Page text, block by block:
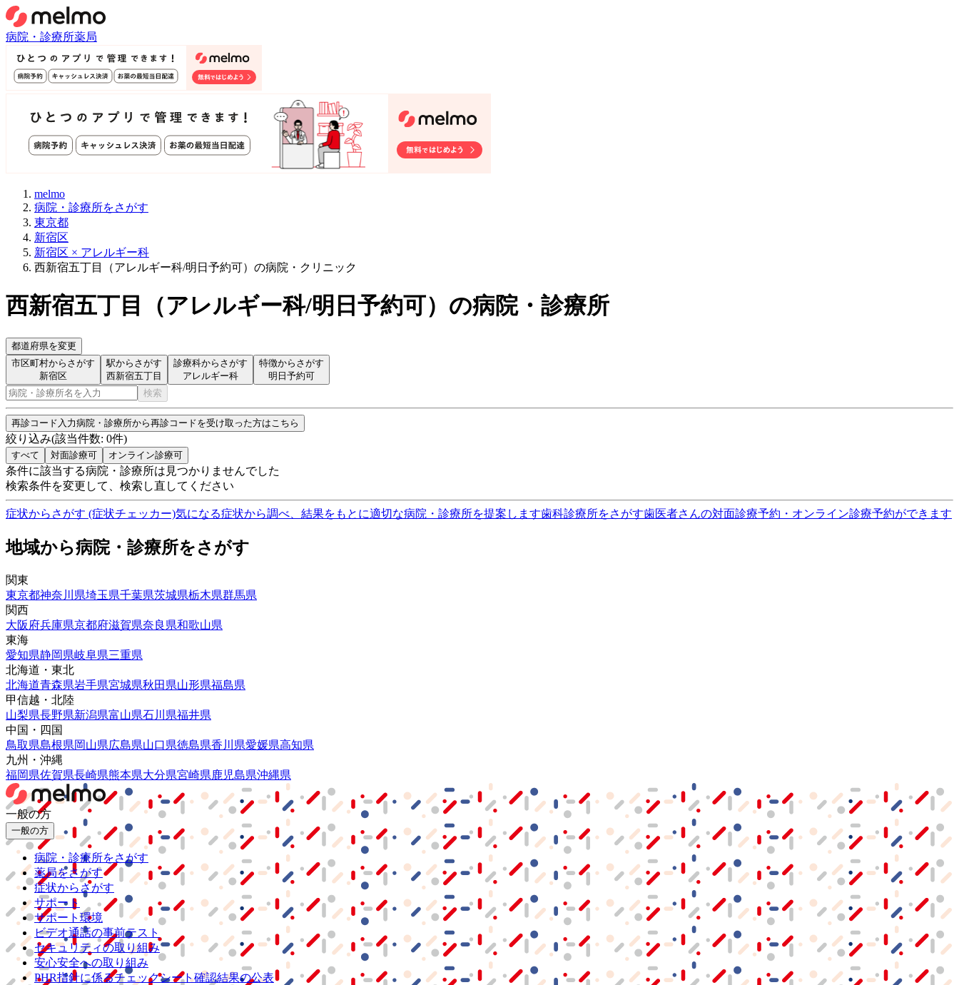
病院・診療所薬局
melmo
病院・診療所をさがす
東京都
新宿区
新宿区 × アレルギー科
西新宿五丁目（アレルギー科/明日予約可）の病院・クリニック
西新宿五丁目 （アレルギー科/明日予約可） の病院・診療所
都道府県を変更
市区町村からさがす
新宿区
駅からさがす
西新宿五丁目
診療科からさがす
アレルギー科
特徴からさがす
明日予約可
検索
再診コード入力病院・診療所から再診コードを受け取った方はこちら
絞り込み(該当件数: 0件)
すべて 対面診療可 オンライン診療可
条件に該当する病院・診療所は見つかりませんでした
検索条件を変更して、検索し直してください
症状からさがす (症状チェッカー)気になる症状から調べ、結果をもとに適切な病院・診療所を提案します歯科診療所をさがす歯医者さんの対面診療予約・オンライン診療予約ができます
地域から病院・診療所をさがす
関東
東京都神奈川県埼玉県千葉県茨城県栃木県群馬県
関西
大阪府兵庫県京都府滋賀県奈良県和歌山県
東海
愛知県静岡県岐阜県三重県
北海道・東北
北海道青森県岩手県宮城県秋田県山形県福島県
甲信越・北陸
山梨県長野県新潟県富山県石川県福井県
中国・四国
鳥取県島根県岡山県広島県山口県徳島県香川県愛媛県高知県
九州・沖縄
福岡県佐賀県長崎県熊本県大分県宮崎県鹿児島県沖縄県
一般の方
一般の方
病院・診療所をさがす
薬局をさがす
症状からさがす
サポート
サポート環境
ビデオ通話の事前テスト
セキュリティの取り組み
安心安全への取り組み
PHR指針に係るチェックシート確認結果の公表